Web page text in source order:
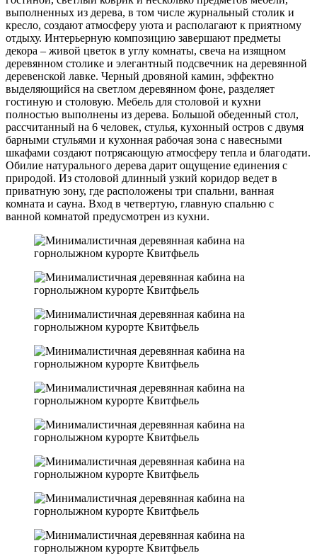
выполненных из дерева, в том числе журнальный столик и
кресло, создают атмосферу уюта и располагают к приятному
отдыху. Интерьерную композицию завершают предметы
декора – живой цветок в углу комнаты, свеча на изящном
деревянном столике и элегантный подсвечник на деревянной
деревенской лавке. Черный дровяной камин, эффектно
выделяющийся на светлом деревянном фоне, разделяет
гостиную и столовую. Мебель для столовой и кухни
полностью выполнены из дерева. Большой обеденный стол,
рассчитанный на 6 человек, стулья, кухонный остров с двумя
барными стульями и кухонная рабочая зона с навесными
шкафами создают потрясающую атмосферу тепла и благодати.
Обилие натурального дерева дарит ощущение единения с
природой. Из столовой длинный узкий коридор ведет в
приватную зону, где расположены три спальни, ванная
комната и сауна. Вход в четвертую, главную спальню с
ванной комнатой предусмотрен из кухни.